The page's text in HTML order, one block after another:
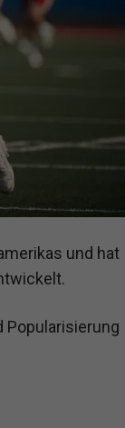
und hat
Popularisierung